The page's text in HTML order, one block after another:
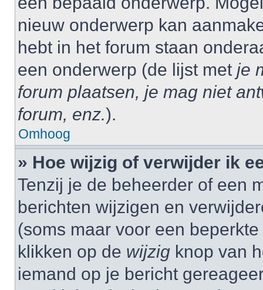
nieuw onderwerp kan
hebt in het forum staan
een onderwerp (de lijst met je
forum plaatsen, je mag niet
forum, enz.).
Omhoog
» Hoe wijzig of verwijder ik
Tenzij je de beheerder of een
berichten wijzigen en
(soms maar voor een
klikken op de wijzig knop van
iemand op je bericht